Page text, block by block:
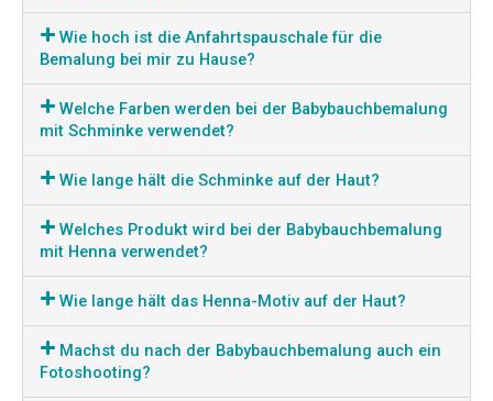
Wie hoch ist die Anfahrtspauschale für die
Bemalung bei mir zu Hause?
Welche Farben werden bei der Babybauchbemalung
mit Schminke verwendet?
Wie lange hält die Schminke auf der Haut?
Welches Produkt wird bei der Babybauchbemalung
mit Henna verwendet?
Wie lange hält das Henna-Motiv auf der Haut?
Machst du nach der Babybauchbemalung auch ein
Fotoshooting?